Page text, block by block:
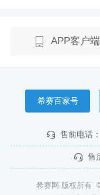
APP客户端
希赛百家号
售前电话：
售
希赛网 版权所有